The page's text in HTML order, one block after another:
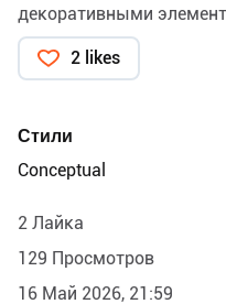
декоративными
поиска тишины внутри
2 likes
Стили
Conceptual
2 Лайка
129 Просмотров
16 Май 2026, 21:59